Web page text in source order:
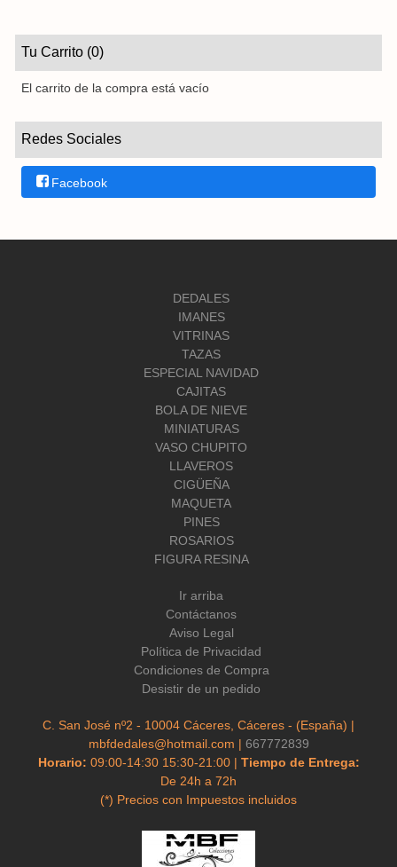
Tu Carrito (0)
El carrito de la compra está vacío
Redes Sociales
Facebook
DEDALES
IMANES
VITRINAS
TAZAS
ESPECIAL NAVIDAD
CAJITAS
BOLA DE NIEVE
MINIATURAS
VASO CHUPITO
LLAVEROS
CIGÜEÑA
MAQUETA
PINES
ROSARIOS
FIGURA RESINA
Ir arriba
Contáctanos
Aviso Legal
Política de Privacidad
Condiciones de Compra
Desistir de un pedido
C. San José nº2 - 10004 Cáceres, Cáceres - (España) |
mbfdedales@hotmail.com | 667772839
Horario: 09:00-14:30 15:30-21:00 | Tiempo de Entrega:
De 24h a 72h
(*) Precios con Impuestos incluidos